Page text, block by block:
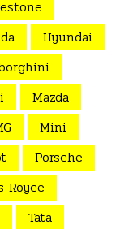
Hyundai
Mazda
Mini
Porsche
Royce
Tata